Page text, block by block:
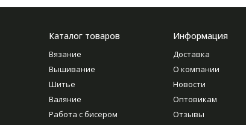
Каталог товаров
Вязание
Вышивание
Шитье
Валяние
Работа с бисером
Информация
Доставка
О компании
Новости
Оптовикам
Отзывы